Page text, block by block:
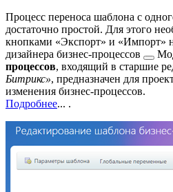
Процесс переноса шаблона с
достаточно простой. Для этого
кнопками «Экспорт» и «Импорт»
дизайнера бизнес-процессов
процессов, входящий в старшие
Битрикс», предназначен для
изменения бизнес-процессов.
Подробнее... .